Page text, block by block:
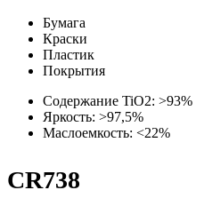
Бумага
Краски
Пластик
Покрытия
Содержание TiO2: >93%
Яркость: >97,5%
Маслоемкость: <22%
CR738